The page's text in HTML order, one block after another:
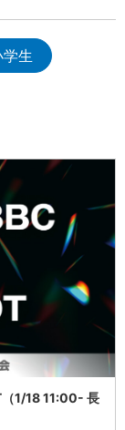
学生
（1/18 11:00- 長